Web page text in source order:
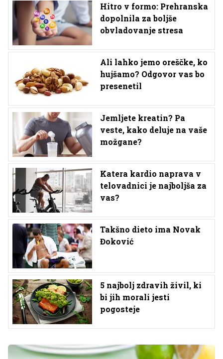
Hitro v formo: Prehranska
dopolnila za boljše
obvladovanje stresa
Ali lahko jemo oreščke, ko
hujšamo? Odgovor vas bo
presenetil
Jemljete kreatin? Pa
veste, kako deluje na vaše
možgane?
Katera kardio naprava v
telovadnici je najboljša za
vas?
Takšno dieto ima Novak
Đoković
5 najbolj zdravih živil, ki
bi jih morali jesti
pogosteje